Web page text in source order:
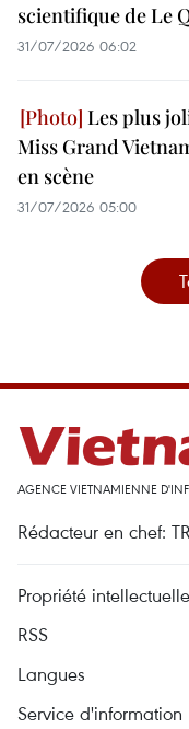
scientifique de Le
31/07/2026 06:02
Les plus
Miss Grand
en scène
31/07/2026 05:00
AGENCE VIETNAMIENNE
Rédacteur en chef:
Propriété intellectuelle
RSS
Langues
Service d'information